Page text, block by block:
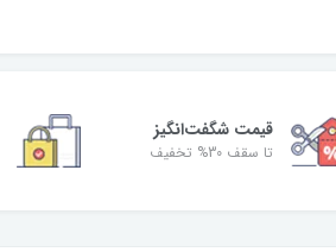
قیمت شگفت‌انگیز
تا سقف 30% تخفیف